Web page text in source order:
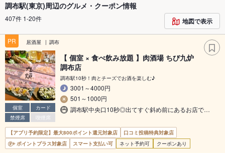
調布駅(東京)周辺のグルメ・クーポン情報
407件 1-20件 地図で表示
PR 居酒屋 調布
個室
カード
禁煙席
喫煙席
【 個室 × 食べ飲み放題 】肉酒場 ちび九炉
調布店
調布駅10秒！肉とチーズでお酒を楽しむ♪
3001～4000円
501～1000円
調布駅中央口10秒◎出てすぐ斜め前にあるお店で…
【アプリ予約限定】最大800ポイント還元対象店
口コミ投稿特典対象店
ポイントプラス対象店
スマート支払い可 ネット予約可 クーポンあり